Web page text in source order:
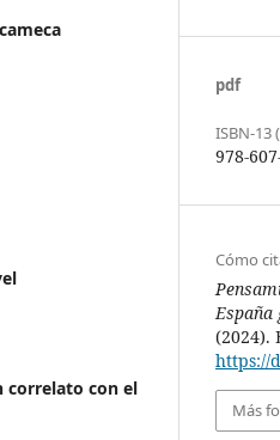
correlato con el
pdf
ISBN-13
978-
Cómo
España
(2024).
https://
Más